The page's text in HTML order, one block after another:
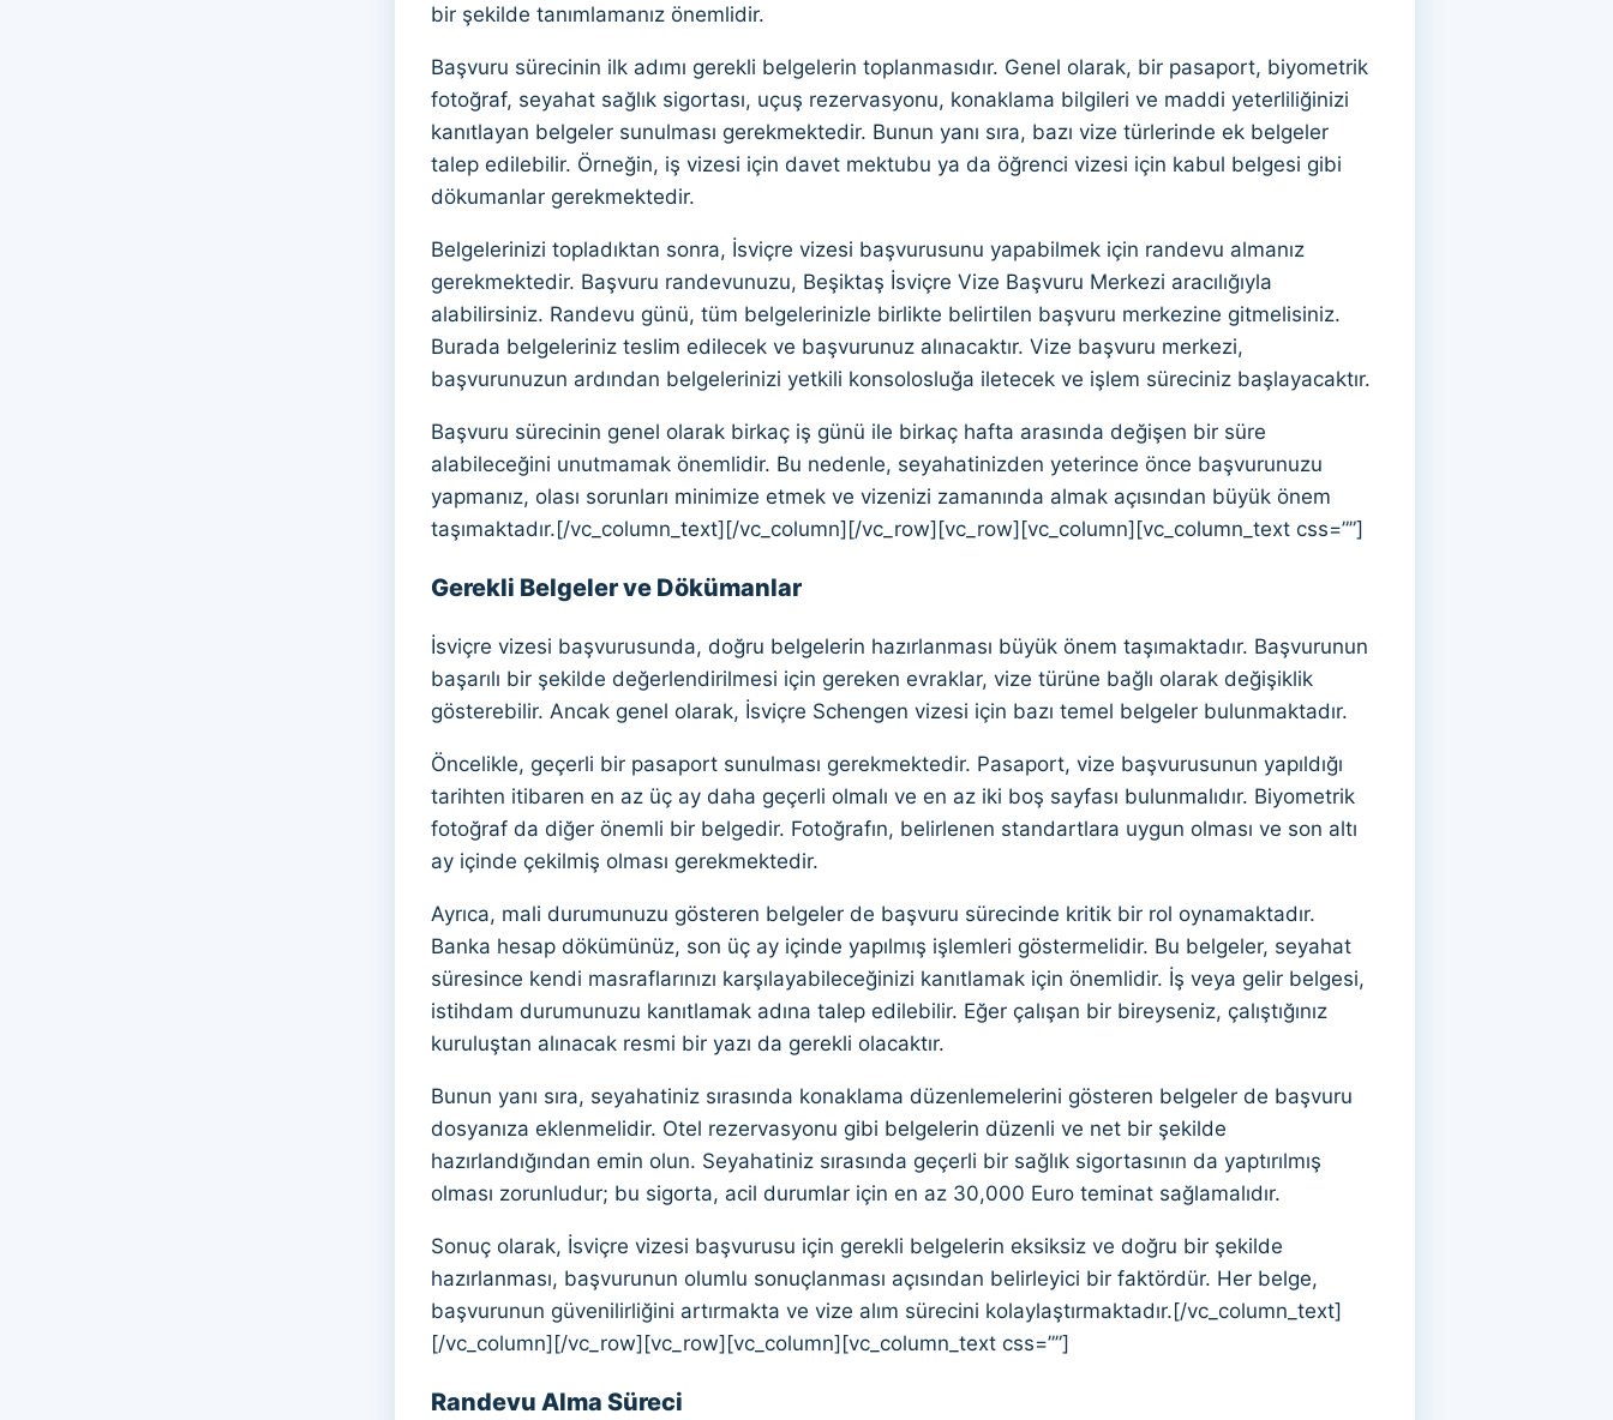
bir şekilde tanımlamanız önemlidir.
Başvuru sürecinin ilk adımı gerekli belgelerin toplanmasıdır. Genel olarak, bir pasaport, biyometrik
fotoğraf, seyahat sağlık sigortası, uçuş rezervasyonu, konaklama bilgileri ve maddi yeterliliğinizi
kanıtlayan belgeler sunulması gerekmektedir. Bunun yanı sıra, bazı vize türlerinde ek belgeler
talep edilebilir. Örneğin, iş vizesi için davet mektubu ya da öğrenci vizesi için kabul belgesi gibi
dökumanlar gerekmektedir.
Belgelerinizi topladıktan sonra, İsviçre vizesi başvurusunu yapabilmek için randevu almanız
gerekmektedir. Başvuru randevunuzu, Beşiktaş İsviçre Vize Başvuru Merkezi aracılığıyla
alabilirsiniz. Randevu günü, tüm belgelerinizle birlikte belirtilen başvuru merkezine gitmelisiniz.
Burada belgeleriniz teslim edilecek ve başvurunuz alınacaktır. Vize başvuru merkezi,
başvurunuzun ardından belgelerinizi yetkili konsolosluğa iletecek ve işlem süreciniz başlayacaktır.
Başvuru sürecinin genel olarak birkaç iş günü ile birkaç hafta arasında değişen bir süre
alabileceğini unutmamak önemlidir. Bu nedenle, seyahatinizden yeterince önce başvurunuzu
yapmanız, olası sorunları minimize etmek ve vizenizi zamanında almak açısından büyük önem
taşımaktadır.[/vc_column_text][/vc_column][/vc_row][vc_row][vc_column][vc_column_text css=””]
Gerekli Belgeler ve Dökümanlar
İsviçre vizesi başvurusunda, doğru belgelerin hazırlanması büyük önem taşımaktadır. Başvurunun
başarılı bir şekilde değerlendirilmesi için gereken evraklar, vize türüne bağlı olarak değişiklik
gösterebilir. Ancak genel olarak, İsviçre Schengen vizesi için bazı temel belgeler bulunmaktadır.
Öncelikle, geçerli bir pasaport sunulması gerekmektedir. Pasaport, vize başvurusunun yapıldığı
tarihten itibaren en az üç ay daha geçerli olmalı ve en az iki boş sayfası bulunmalıdır. Biyometrik
fotoğraf da diğer önemli bir belgedir. Fotoğrafın, belirlenen standartlara uygun olması ve son altı
ay içinde çekilmiş olması gerekmektedir.
Ayrıca, mali durumunuzu gösteren belgeler de başvuru sürecinde kritik bir rol oynamaktadır.
Banka hesap dökümünüz, son üç ay içinde yapılmış işlemleri göstermelidir. Bu belgeler, seyahat
süresince kendi masraflarınızı karşılayabileceğinizi kanıtlamak için önemlidir. İş veya gelir belgesi,
istihdam durumunuzu kanıtlamak adına talep edilebilir. Eğer çalışan bir bireyseniz, çalıştığınız
kuruluştan alınacak resmi bir yazı da gerekli olacaktır.
Bunun yanı sıra, seyahatiniz sırasında konaklama düzenlemelerini gösteren belgeler de başvuru
dosyanıza eklenmelidir. Otel rezervasyonu gibi belgelerin düzenli ve net bir şekilde
hazırlandığından emin olun. Seyahatiniz sırasında geçerli bir sağlık sigortasının da yaptırılmış
olması zorunludur; bu sigorta, acil durumlar için en az 30,000 Euro teminat sağlamalıdır.
Sonuç olarak, İsviçre vizesi başvurusu için gerekli belgelerin eksiksiz ve doğru bir şekilde
hazırlanması, başvurunun olumlu sonuçlanması açısından belirleyici bir faktördür. Her belge,
başvurunun güvenilirliğini artırmakta ve vize alım sürecini kolaylaştırmaktadır.[/vc_column_text]
[/vc_column][/vc_row][vc_row][vc_column][vc_column_text css=””]
Randevu Alma Süreci